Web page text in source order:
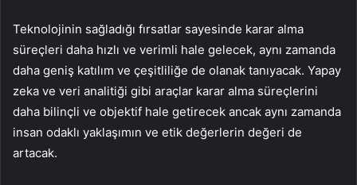
Teknolojinin sağladığı fırsatlar sayesinde karar alma
süreçleri daha hızlı ve verimli hale gelecek, aynı zamanda
daha geniş katılım ve çeşitliliğe de olanak tanıyacak. Yapay
zeka ve veri analitiği gibi araçlar karar alma süreçlerini
daha bilinçli ve objektif hale getirecek ancak aynı zamanda
insan odaklı yaklaşımın ve etik değerlerin değeri de
artacak.